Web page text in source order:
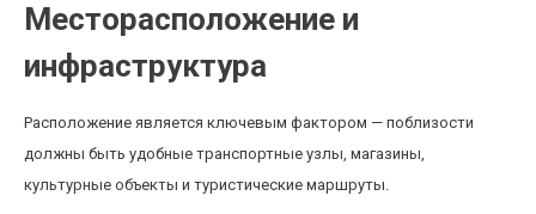
Месторасположение и
инфраструктура
Расположение является ключевым фактором — поблизости
должны быть удобные транспортные узлы, магазины,
культурные объекты и туристические маршруты.